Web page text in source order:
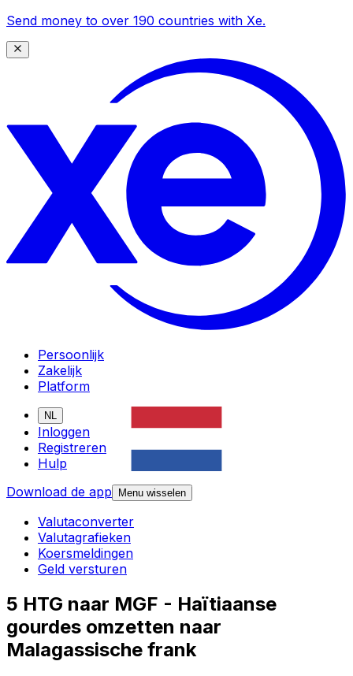
Send money to over 190 countries with Xe.
Persoonlijk
Zakelijk
Platform
NL
Inloggen
Registreren
Hulp
Download de app
Menu wisselen
Valutaconverter
Valutagrafieken
Koersmeldingen
Geld versturen
5 HTG naar MGF - Haïtiaanse
gourdes omzetten naar
Malagassische frank